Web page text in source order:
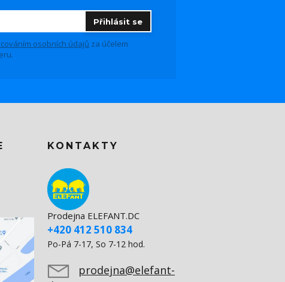
Přihlásit se
osobních údajů za účelem
KONTAKTY
Prodejna ELEFANT.DC
+420 412 510 834
Po-Pá 7-17, So 7-12 hod.
prodejna@elefant-